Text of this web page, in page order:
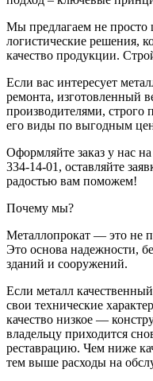
Мы предлагаем не
логистические решения,
качество продукции.
Если вас интересует
ремонта, изготовленный
производителями,
его виды по выгодным
Оформляйте заказ у нас
334-14-01, оставляйте
радостью вам поможем!
Почему мы?
Металлопрокат — это не
Это основа надежности,
зданий и сооружений.
Если металл
свои технические
качество низкое —
владельцу приходится
реставрацию. Чем ниже
тем выше расходы на